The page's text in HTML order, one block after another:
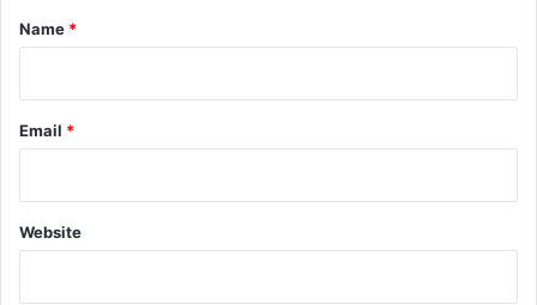
*
Name *
Email *
Website